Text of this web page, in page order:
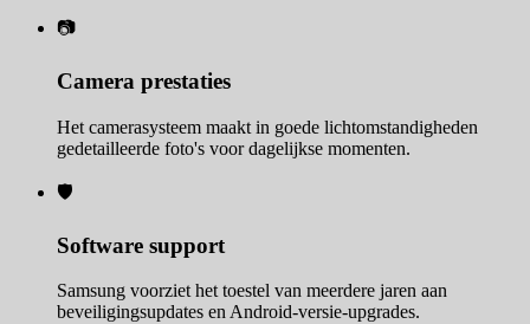
📷
Camera prestaties
Het camerasysteem maakt in goede lichtomstandigheden
gedetailleerde foto's voor dagelijkse momenten.
🛡️
Software support
Samsung voorziet het toestel van meerdere jaren aan
beveiligingsupdates en Android-versie-upgrades.